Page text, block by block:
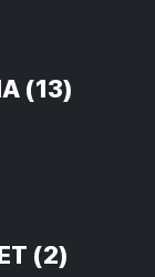
(13)
(2)